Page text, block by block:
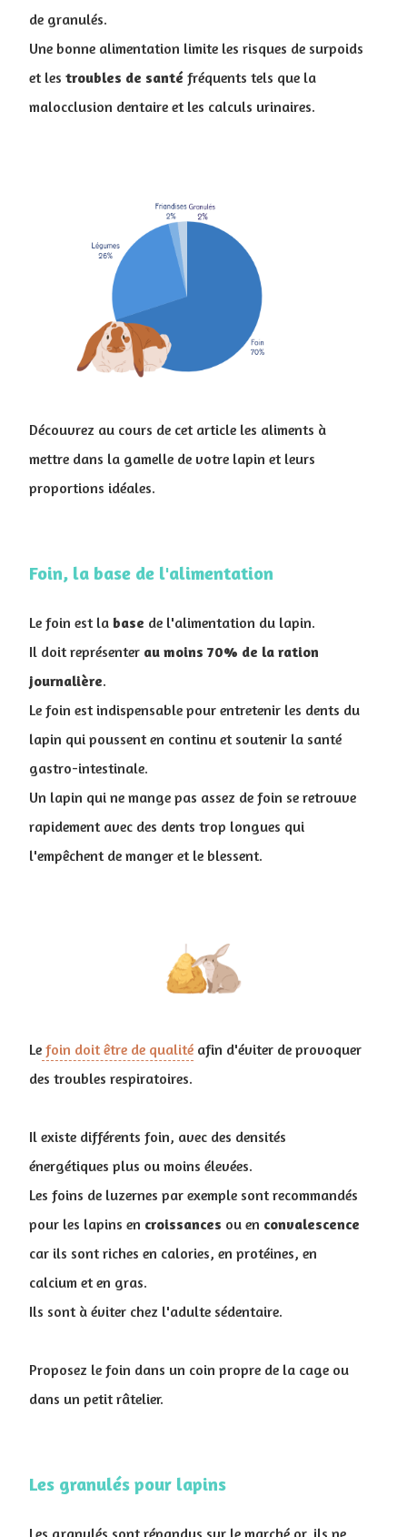
de granulés.
Une bonne alimentation limite les risques de surpoids
et les troubles de santé fréquents tels que la
malocclusion dentaire et les calculs urinaires.
Découvrez au cours de cet article les aliments à
mettre dans la gamelle de votre lapin et leurs
proportions idéales.
Foin, la base de l'alimentation
Le foin est la base de l'alimentation du lapin.
Il doit représenter au moins 70% de la ration
journalière.
Le foin est indispensable pour entretenir les dents du
lapin qui poussent en continu et soutenir la santé
gastro-intestinale.
Un lapin qui ne mange pas assez de foin se retrouve
rapidement avec des dents trop longues qui
l'empêchent de manger et le blessent.
Le foin doit être de qualité afin d'éviter de provoquer
des troubles respiratoires.
Il existe différents foin, avec des densités
énergétiques plus ou moins élevées.
Les foins de luzernes par exemple sont recommandés
pour les lapins en croissances ou en convalescence
car ils sont riches en calories, en protéines, en
calcium et en gras.
Ils sont à éviter chez l'adulte sédentaire.
Proposez le foin dans un coin propre de la cage ou
dans un petit râtelier.
Les granulés pour lapins